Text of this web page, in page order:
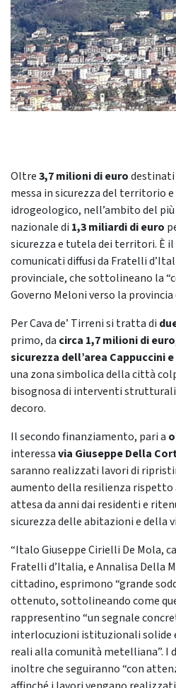
Oltre3,7 milioni di eurodestinati
messa in sicurezza del territorio
idrogeologico, nell’ambito del
nazionale di 1,3 miliardi di euro
sicurezza e tutela dei territori. È il
comunicati diffusi da Fratelli
provinciale, che sottolineano la
Governo Meloni verso la provincia
Per Cava de’ Tirreni si tratta di
primo, da circa 1,7 milioni di euro
sicurezza dell’area Cappuccini
una zona simbolica della città
bisognosa di interventi
decoro.
Il secondo finanziamento, pari a
interessavia Giuseppe Della
saranno realizzati lavori di
aumento della resilienza rispetto
attesa da anni dai residenti e
sicurezza delle abitazioni e della
“Italo Giuseppe Cirielli De Mola,
Fratelli d’Italia, e Annalisa Della
cittadino, esprimono “grande
ottenuto, sottolineando come
rappresentino “un segnale
interlocuzioni istituzionali solide
reali alla comunità metelliana”. I
inoltre che seguiranno “con